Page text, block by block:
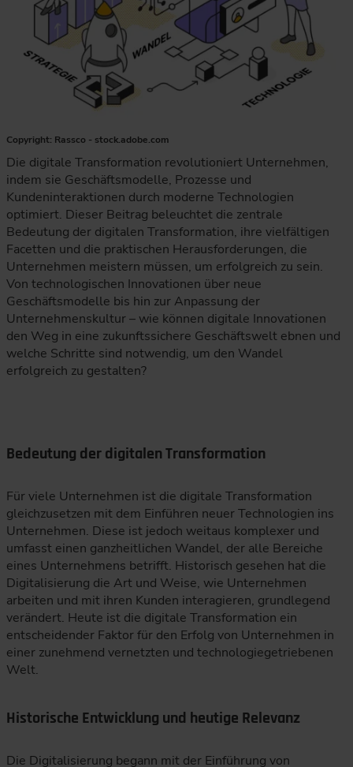
Copyright: Rassco - stock.adobe.com
Die digitale Transformation revolutioniert Unternehmen,
indem sie Geschäftsmodelle, Prozesse und
Kundeninteraktionen durch moderne Technologien
optimiert. Dieser Beitrag beleuchtet die zentrale
Bedeutung der digitalen Transformation, ihre vielfältigen
Facetten und die praktischen Herausforderungen, die
Unternehmen meistern müssen, um erfolgreich zu sein.
Von technologischen Innovationen über neue
Geschäftsmodelle bis hin zur Anpassung der
Unternehmenskultur – wie können digitale Innovationen
den Weg in eine zukunftssichere Geschäftswelt ebnen und
welche Schritte sind notwendig, um den Wandel
erfolgreich zu gestalten?
Bedeutung der digitalen Transformation
Für viele Unternehmen ist die digitale Transformation
gleichzusetzen mit dem Einführen neuer Technologien ins
Unternehmen. Diese ist jedoch weitaus komplexer und
umfasst einen ganzheitlichen Wandel, der alle Bereiche
eines Unternehmens betrifft. Historisch gesehen hat die
Digitalisierung die Art und Weise, wie Unternehmen
arbeiten und mit ihren Kunden interagieren, grundlegend
verändert. Heute ist die digitale Transformation ein
entscheidender Faktor für den Erfolg von Unternehmen in
einer zunehmend vernetzten und technologiegetriebenen
Welt.
Historische Entwicklung und heutige Relevanz
Die Digitalisierung begann mit der Einführung von